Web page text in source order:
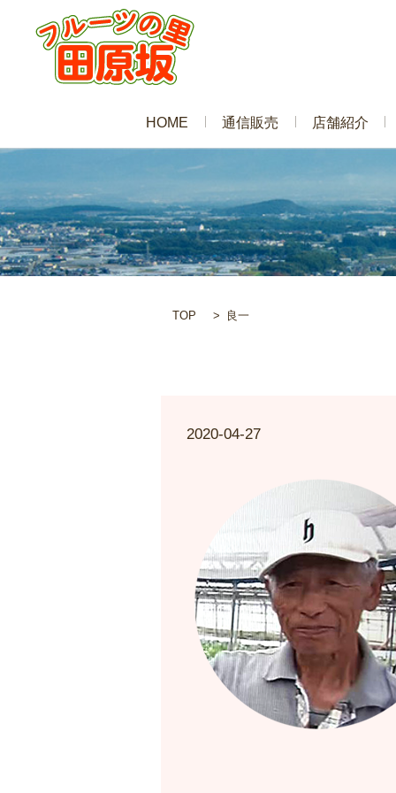
HOME 通信販売 店舗紹介
TOP 良一
2020-04-27